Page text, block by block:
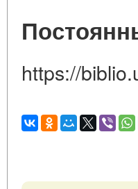
https://